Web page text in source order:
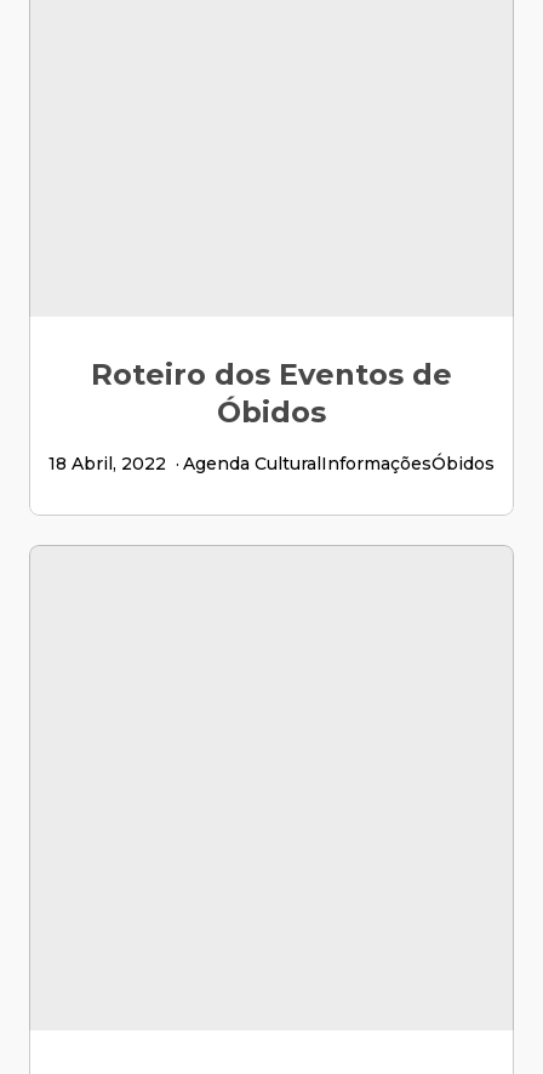
Roteiro dos Eventos de
Óbidos
18 Abril, 2022 Agenda CulturalInformaçõesÓbidos